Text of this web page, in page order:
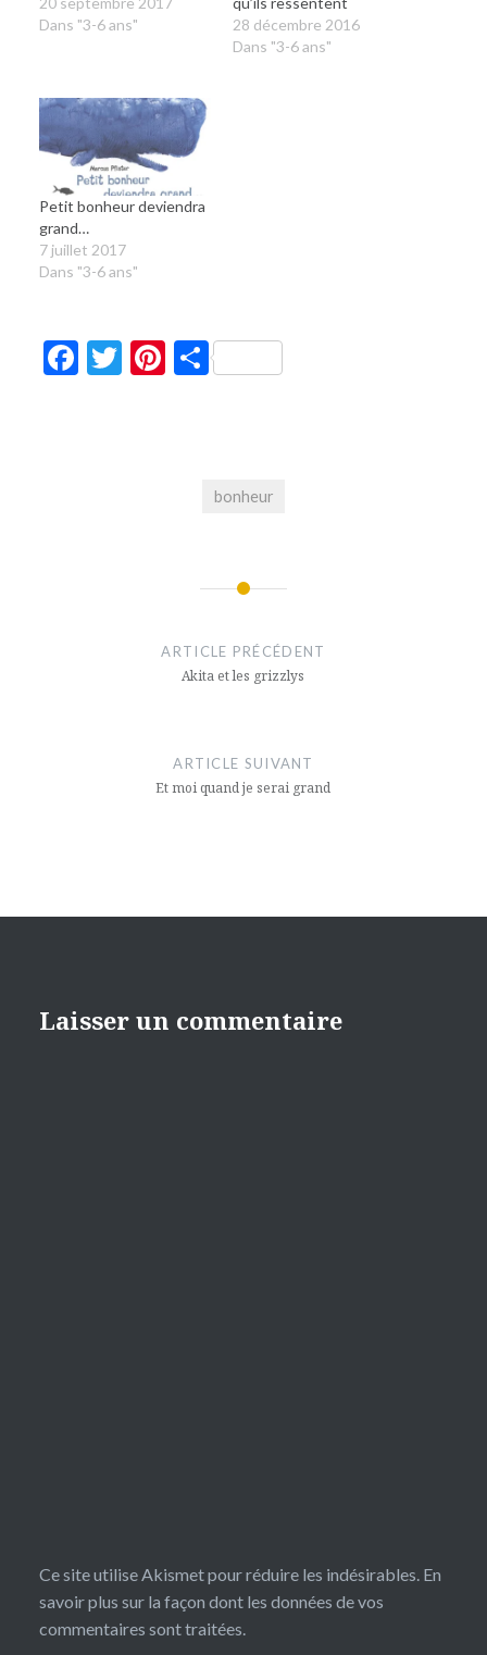
Dans "3-6 ans"
28 décembre 2016
Dans "3-6 ans"
Petit bonheur deviendra
grand…
7 juillet 2017
Dans "3-6 ans"
Facebook
Twitter
Pinterest
Partager
bonheur
ARTICLE PRÉCÉDENT
Akita et les grizzlys
ARTICLE SUIVANT
Et moi quand je serai grand
Laisser un commentaire
Ce site utilise Akismet pour réduire les indésirables. En
savoir plus sur la façon dont les données de vos
commentaires sont traitées